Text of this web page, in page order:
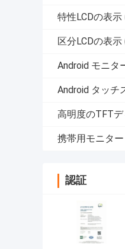
特性LCDの表示
区分LCDの表示
Android モニタ
Android タッチ
高明度のTFTデ
携帯用モニター
認証